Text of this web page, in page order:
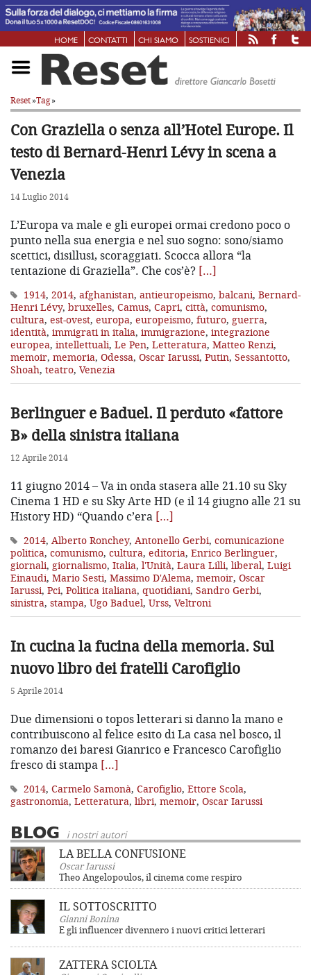
HOME CONTATTI CHI SIAMO SOSTIENICI
Reset»Tag»
Con Graziella o senza all’Hotel Europe. Il
testo di Bernard-Henri Lévy in scena a
Venezia
14 Luglio 2014
L’Europa va male e gli europei ormai credono poco o
punto nella sua energia e nel suo sogno: sono/siamo
scettici, disillusi, scoraggiati. Scocca allora “la
tentazione di Graziella”. Che cos’è? […]
1914, 2014, afghanistan, antieuropeismo, balcani, Bernard-
Henri Lévy, bruxelles, Camus, Capri, città, comunismo,
cultura, est-ovest, europa, europeismo, futuro, guerra,
identità, immigrati in italia, immigrazione, integrazione
europea, intellettuali, Le Pen, Letteratura, Matteo Renzi,
memoir, memoria, Odessa, Oscar Iarussi, Putin, Sessantotto,
Shoah, teatro, Venezia
Berlinguer e Baduel. Il perduto «fattore
B» della sinistra italiana
12 Aprile 2014
11 giugno 2014 – Va in onda stasera alle 21.10 su Sky
Cinema 1 HD e su Sky Arte HD (e il 14 giugno alle 21 su
History HD) “Quando c’era […]
2014, Alberto Ronchey, Antonello Gerbi, comunicazione
politica, comunismo, cultura, editoria, Enrico Berlinguer,
giornali, giornalismo, Italia, l'Unità, Laura Lilli, liberal, Luigi
Einaudi, Mario Sesti, Massimo D'Alema, memoir, Oscar
Iarussi, Pci, Politica italiana, quotidiani, Sandro Gerbi,
sinistra, stampa, Ugo Baduel, Urss, Veltroni
In cucina la fucina della memoria. Sul
nuovo libro dei fratelli Carofiglio
5 Aprile 2014
Due dimensioni o topos letterari si danno la mano e
contribuiscono al felice esito di La casa nel bosco, il
romanzo dei baresi Gianrico e Francesco Carofiglio
fresco di stampa […]
2014, Carmelo Samonà, Carofiglio, Ettore Scola,
gastronomia, Letteratura, libri, memoir, Oscar Iarussi
BLOG i nostri autori
LA BELLA CONFUSIONE
Oscar Iarussi
Theo Angelopoulos, il cinema come respiro
IL SOTTOSCRITTO
Gianni Bonina
E gli influencer divennero i nuovi critici letterari
ZATTERA SCIOLTA